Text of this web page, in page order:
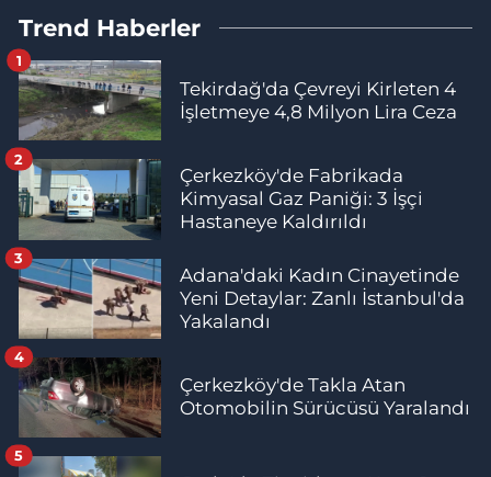
Trend Haberler
Tekirdağ'da Çevreyi Kirleten 4
İşletmeye 4,8 Milyon Lira Ceza
1
Çerkezköy'de Fabrikada
Kimyasal Gaz Paniği: 3 İşçi
Hastaneye Kaldırıldı
2
Adana'daki Kadın Cinayetinde
Yeni Detaylar: Zanlı İstanbul'da
Yakalandı
3
Çerkezköy'de Takla Atan
Otomobilin Sürücüsü Yaralandı
4
5